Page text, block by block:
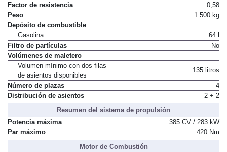
Factor de resistencia
0,58
Peso
1.500 kg
Depósito de combustible
Gasolina
64 l
Filtro de partículas
No
Volúmenes de maletero
Volumen mínimo con dos filas
de asientos disponibles
135 litros
Número de plazas
4
Distribución de asientos
2 + 2
Resumen del sistema de propulsión
Potencia máxima
385 CV / 283 kW
Par máximo
420 Nm
Motor de Combustión